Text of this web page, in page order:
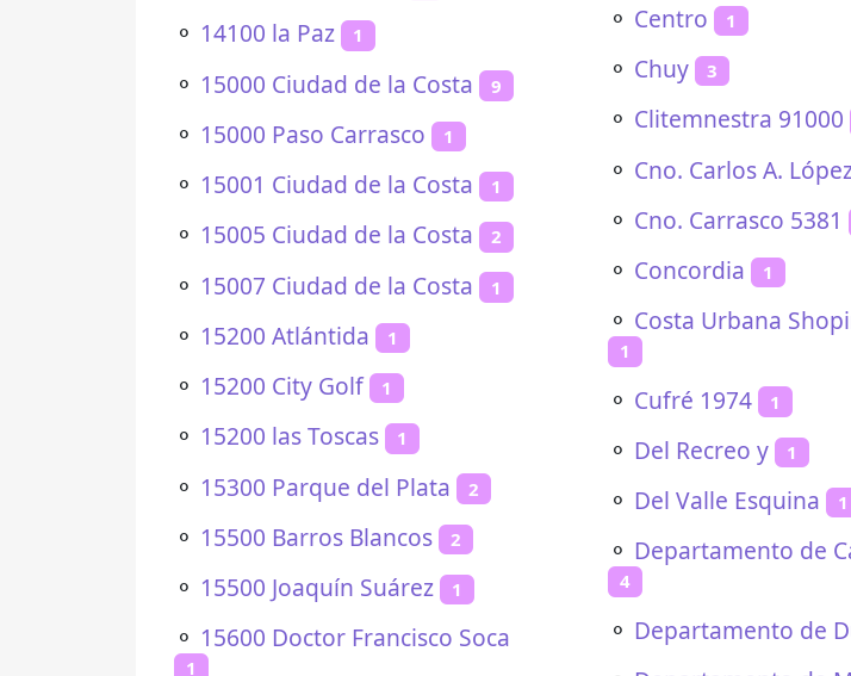
⚬ 14100 la Paz 1
⚬ 15000 Ciudad de la Costa 9
⚬ 15000 Paso Carrasco 1
⚬ 15001 Ciudad de la Costa 1
⚬ 15005 Ciudad de la Costa 2
⚬ 15007 Ciudad de la Costa 1
⚬ 15200 Atlántida 1
⚬ 15200 City Golf 1
⚬ 15200 las Toscas 1
⚬ 15300 Parque del Plata 2
⚬ 15500 Barros Blancos 2
⚬ 15500 Joaquín Suárez 1
⚬ 15600 Doctor Francisco Soca
1
⚬ Centro 1
⚬ Chuy 3
⚬ Clitemnestra 91000
⚬ Cno. Carlos A.
⚬ Cno. Carrasco 5381
⚬ Concordia 1
⚬ Costa Urbana
1
⚬ Cufré 1974 1
⚬ Del Recreo y 1
⚬ Del Valle Esquina 1
⚬ Departamento de
4
⚬ Departamento de